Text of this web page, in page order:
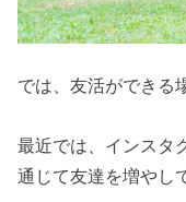
では、友活ができる
最近では、インスタ
通じて友達を増やし